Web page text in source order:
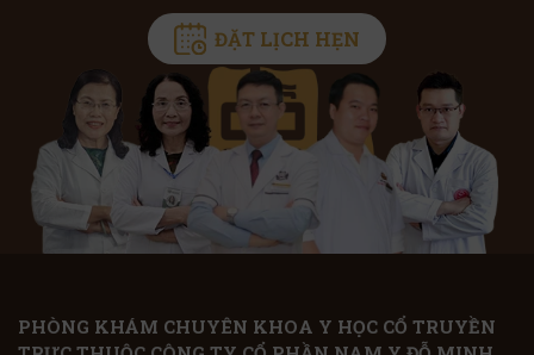
ĐẶT LỊCH HẸN
PHÒNG KHÁM CHUYÊN KHOA Y HỌC CỔ TRUYỀN